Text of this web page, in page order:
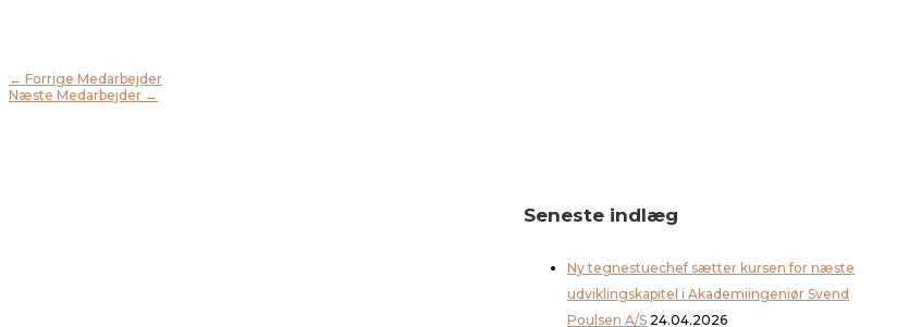
← Forrige Medarbejder
Næste Medarbejder →
Seneste indlæg
Ny tegnestuechef sætter kursen for næste
udviklingskapitel i Akademiingeniør Svend
Poulsen A/S 24.04.2026